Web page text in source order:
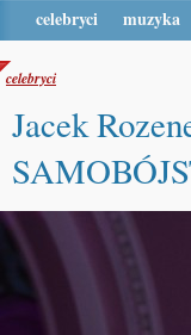
celebryci muzyka
celebryci
Jacek